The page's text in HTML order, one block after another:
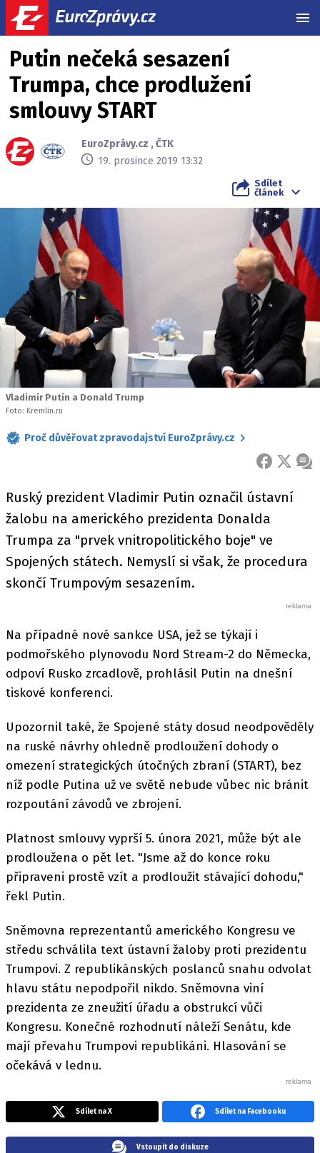
Putin nečeká sesazení
Trumpa, chce prodlužení
smlouvy START
EuroZprávy.cz ,ČTK
19. prosince 2019 13:32
Sdílet
článek
Vladimír Putin a Donald Trump
Foto: Kremlin.ru
Proč důvěřovat zpravodajství EuroZprávy.cz
FACEBOOK
X
Ruský prezident Vladimir Putin označil ústavní
žalobu na amerického prezidenta Donalda
Trumpa za "prvek vnitropolitického boje" ve
Spojených státech. Nemyslí si však, že procedura
skončí Trumpovým sesazením.
Na případné nové sankce USA, jež se týkají i
podmořského plynovodu Nord Stream-2 do Německa,
odpoví Rusko zrcadlově, prohlásil Putin na dnešní
tiskové konferenci.
Upozornil také, že Spojené státy dosud neodpověděly
na ruské návrhy ohledně prodloužení dohody o
omezení strategických útočných zbraní (START), bez
níž podle Putina už ve světě nebude vůbec nic bránit
rozpoutání závodů ve zbrojení.
Platnost smlouvy vyprší 5. února 2021, může být ale
prodloužena o pět let. "Jsme až do konce roku
připraveni prostě vzít a prodloužit stávající dohodu,"
řekl Putin.
Sněmovna reprezentantů amerického Kongresu ve
středu schválila text ústavní žaloby proti prezidentu
Trumpovi. Z republikánských poslanců snahu odvolat
hlavu státu nepodpořil nikdo. Sněmovna viní
prezidenta ze zneužití úřadu a obstrukcí vůči
Kongresu. Konečné rozhodnutí náleží Senátu, kde
mají převahu Trumpovi republikáni. Hlasování se
očekává v lednu.
Sdílet na X Sdílet na Facebooku
Vstoupit do diskuze